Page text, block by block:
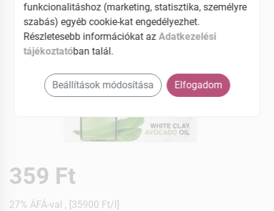
359 Ft
27% ÁFÁ-val , [35900 Ft/l]
funkcionalitáshoz (marketing, statisztika, személyre
szabás) egyéb cookie-kat engedélyezhet.
Részletesebb információkat azAdatkezelési
tájékoztatóban talál.
Beállítások módosítása Elfogadom